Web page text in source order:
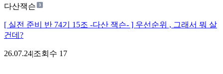
다산잭슨
[ 실전 준비 반 74기 15조 -다산 잭슨- ] 우선순위 , 그래서 뭐 살
건데?
26.07.24|조회수 17